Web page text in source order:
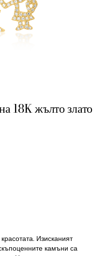
18K жълто злато
Изисканият
камъни са